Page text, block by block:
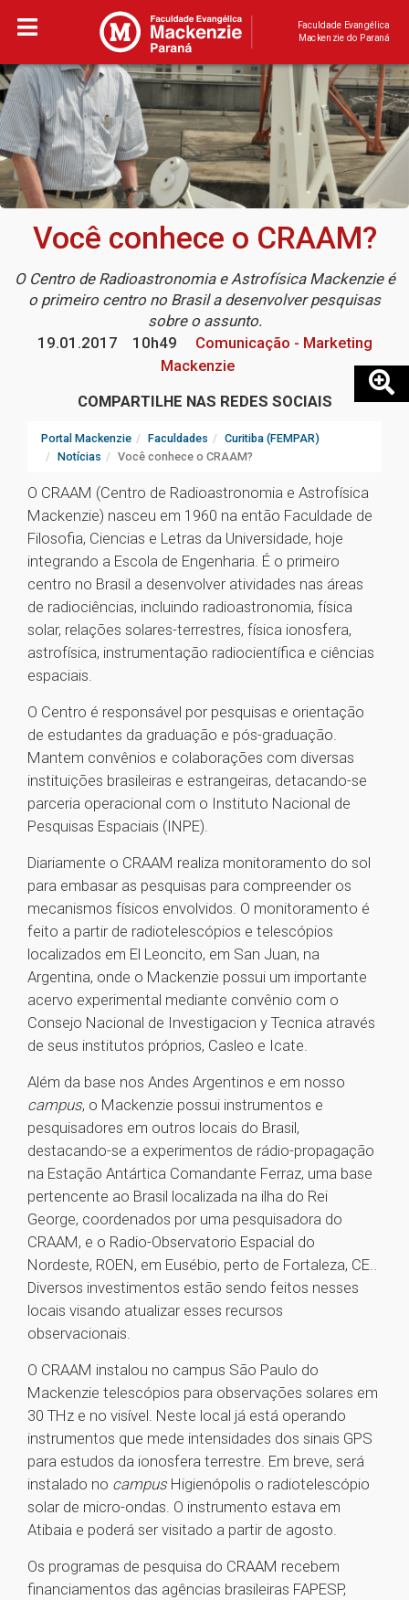
Faculdade Evangélica
Mackenzie do Paraná
Você conhece o CRAAM?
O Centro de Radioastronomia e Astrofísica Mackenzie é
o primeiro centro no Brasil a desenvolver pesquisas
sobre o assunto.
19.01.2017
10h49
Comunicação - Marketing
Mackenzie
COMPARTILHE NAS REDES SOCIAIS
Portal Mackenzie Faculdades
Curitiba (FEMPAR)
Notícias
Você conhece o CRAAM?
O CRAAM (Centro de Radioastronomia e Astrofísica
Mackenzie) nasceu em 1960 na então Faculdade de
Filosofia, Ciencias e Letras da Universidade, hoje
integrando a Escola de Engenharia. É o primeiro
centro no Brasil a desenvolver atividades nas áreas
de radiociências, incluindo radioastronomia, física
solar, relações solares-terrestres, física ionosfera,
astrofísica, instrumentação radiocientífica e ciências
espaciais.
O Centro é responsável por pesquisas e orientação
de estudantes da graduação e pós-graduação.
Mantem convênios e colaborações com diversas
instituições brasileiras e estrangeiras, detacando-se
parceria operacional com o Instituto Nacional de
Pesquisas Espaciais (INPE).
Diariamente o CRAAM realiza monitoramento do sol
para embasar as pesquisas para compreender os
mecanismos físicos envolvidos. O monitoramento é
feito a partir de radiotelescópios e telescópios
localizados em El Leoncito, em San Juan, na
Argentina, onde o Mackenzie possui um importante
acervo experimental mediante convênio com o
Consejo Nacional de Investigacion y Tecnica através
de seus institutos próprios, Casleo e Icate.
Além da base nos Andes Argentinos e em nosso
campus, o Mackenzie possui instrumentos e
pesquisadores em outros locais do Brasil,
destacando-se a experimentos de rádio-propagação
na Estação Antártica Comandante Ferraz, uma base
pertencente ao Brasil localizada na ilha do Rei
George, coordenados por uma pesquisadora do
CRAAM, e o Radio-Observatorio Espacial do
Nordeste, ROEN, em Eusébio, perto de Fortaleza, CE..
Diversos investimentos estão sendo feitos nesses
locais visando atualizar esses recursos
observacionais.
O CRAAM instalou no campus São Paulo do
Mackenzie telescópios para observações solares em
30 THz e no visível. Neste local já está operando
instrumentos que mede intensidades dos sinais GPS
para estudos da ionosfera terrestre. Em breve, será
instalado no campus Higienópolis o radiotelescópio
solar de micro-ondas. O instrumento estava em
Atibaia e poderá ser visitado a partir de agosto.
Os programas de pesquisa do CRAAM recebem
financiamentos das agências brasileiras FAPESP,